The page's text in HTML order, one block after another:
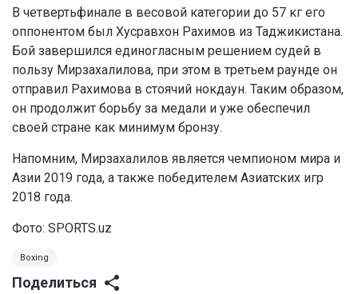
В четвертьфинале в весовой категории до 57 кг его
оппонентом был Хусравхон Рахимов из Таджикистана.
Бой завершился единогласным решением судей в
пользу Мирзахалилова, при этом в третьем раунде он
отправил Рахимова в стоячий нокдаун. Таким образом,
он продолжит борьбу за медали и уже обеспечил
своей стране как минимум бронзу.
Напомним, Мирзахалилов является чемпионом мира и
Азии 2019 года, а также победителем Азиатских игр
2018 года.
Фото: SPORTS.uz
Boxing
Поделиться